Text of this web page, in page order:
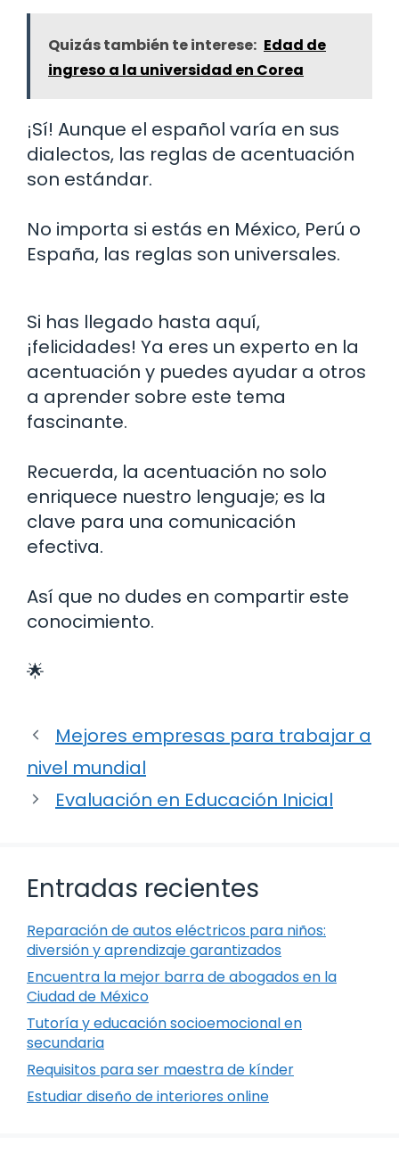
Quizás también te interese: Edad de
ingreso a la universidad en Corea
¡Sí! Aunque el español varía en sus
dialectos, las reglas de acentuación
son estándar.
No importa si estás en México, Perú o
España, las reglas son universales.
Si has llegado hasta aquí,
¡felicidades! Ya eres un experto en la
acentuación y puedes ayudar a otros
a aprender sobre este tema
fascinante.
Recuerda, la acentuación no solo
enriquece nuestro lenguaje; es la
clave para una comunicación
efectiva.
Así que no dudes en compartir este
conocimiento.
🌟
Mejores empresas para trabajar a
nivel mundial
Evaluación en Educación Inicial
Entradas recientes
Reparación de autos eléctricos para niños:
diversión y aprendizaje garantizados
Encuentra la mejor barra de abogados en la
Ciudad de México
Tutoría y educación socioemocional en
secundaria
Requisitos para ser maestra de kínder
Estudiar diseño de interiores online